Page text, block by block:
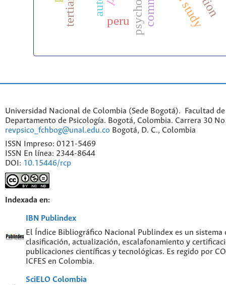
peru
Universidad Nacional de Colombia (Sede Bogotá). Facultad de
Departamento de Psicología. Bogotá, Colombia. Carrera 30
revpsico_fchbog@unal.edu.co Bogotá, D. C., Colombia
ISSN Impreso: 0121-5469
ISSN En línea: 2344-8644
DOI: 10.15446/rcp
Indexada en:
IBN Publindex
El Índice Bibliográfico Nacional Publindex es un
clasificación, actualización, escalafonamiento y
publicaciones científicas y tecnológicas. Es regido por
ICFES en Colombia.
SciELO Colombia